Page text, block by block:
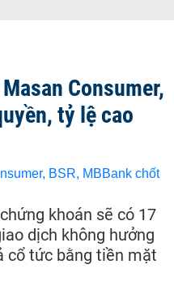
Consumer,
tỷ lệ cao
khoán sẽ có 17
dịch không hưởng
cổ tức bằng tiền mặt